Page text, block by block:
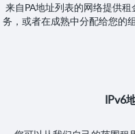
来自PA地址列表的网络提供
务，或者在成熟中分配给您的
IPv6